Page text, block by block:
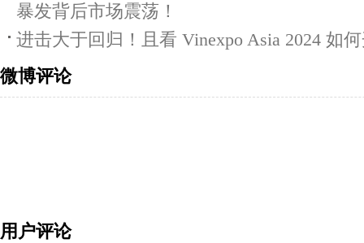
暴发背后市场震荡！
进击大于回归！且看 Vinexpo Asia 2024 如
微博评论
用户评论